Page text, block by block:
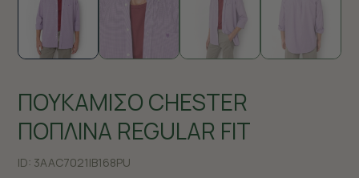
ΠΟΥΚΑΜΙΣΟ CHESTER
ΠΟΠΛΙΝΑ REGULAR FIT
ID: 3AAC7021|B168PU